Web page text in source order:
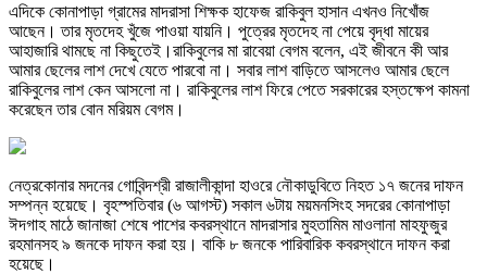
এদিকে কোনাপাড়া গ্রামের মাদরাসা শিক্ষক হাফেজ রাকিবুল হাসান এখনও নিখোঁজ
আছেন। তার মৃতদেহ খুঁজে পাওয়া যায়নি। পুত্রের মৃতদেহ না পেয়ে বৃদ্ধা মায়ের
আহাজারি থামছে না কিছুতেই।রাকিবুলের মা রাবেয়া বেগম বলেন, এই জীবনে কী আর
আমার ছেলের লাশ দেখে যেতে পারবো না। সবার লাশ বাড়িতে আসলেও আমার ছেলে
রাকিবুলের লাশ কেন আসলো না। রাকিবুলের লাশ ফিরে পেতে সরকারের হস্তক্ষেপ কামনা
করেছেন তার বোন মরিয়ম বেগম।
নেত্রকোনার মদনের গোবিন্দশ্রী রাজালীকান্দা হাওরে নৌকাডুবিতে নিহত ১৭ জনের দাফন
সম্পন্ন হয়েছে। বৃহস্পতিবার (৬ আগস্ট) সকাল ৬টায় ময়মনসিংহ সদরের কোনাপাড়া
ঈদগাহ মাঠে জানাজা শেষে পাশের কবরস্থানে মাদরাসার মুহতামিম মাওলানা মাহফুজুর
রহমানসহ ৯ জনকে দাফন করা হয়। বাকি ৮ জনকে পারিবারিক কবরস্থানে দাফন করা
হয়েছে।